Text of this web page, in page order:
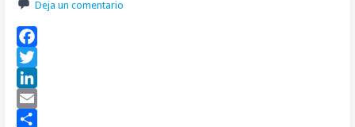
Deja un comentario
F
a
c
e
T
w
L
E